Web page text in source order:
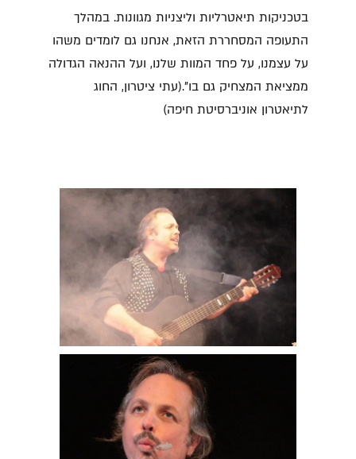
בטכניקות תיאטרליות וליצניות מגוונות. במהלך
התעופה המסחררת הזאת, אנחנו גם לומדים משהו
על עצמנו, על פחד המוות שלנו, ועל ההנאה הגדולה
ממציאת המצחיק גם בו".(עתי ציטרון, החוג
לתיאטרון אוניברסיטת חיפה)